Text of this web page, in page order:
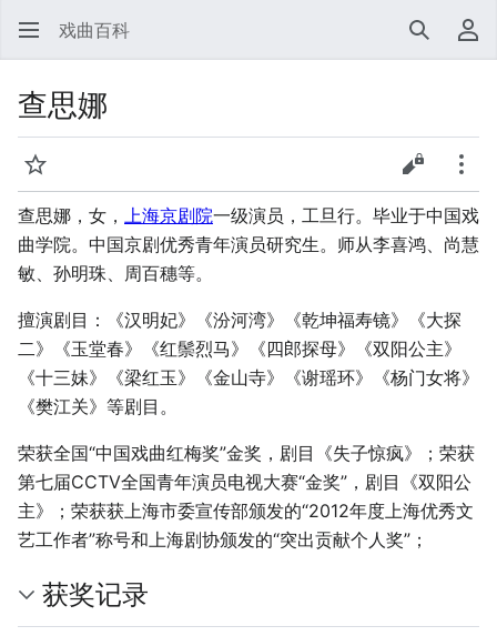
戏曲百科 搜索 用
查思娜
监视 查看源代
更多
查思娜，女， 上海京剧院一级演员，工旦行。毕业于中国戏
曲学院。中国京剧优秀青年演员研究生。师从李喜鸿、尚慧
敏、孙明珠、周百穗等。
擅演剧目：《汉明妃》《汾河湾》《乾坤福寿镜》《大探
二》《玉堂春》《红鬃烈马》《四郎探母》《双阳公主》
《十三妹》《梁红玉》《金山寺》《谢瑶环》《杨门女将》
《樊江关》等剧目。
荣获全国“中国戏曲红梅奖”金奖，剧目《失子惊疯》；荣获
第七届CCTV全国青年演员电视大赛“金奖”，剧目《双阳公
主》；荣获获上海市委宣传部颁发的“2012年度上海优秀文
艺工作者”称号和上海剧协颁发的“突出贡献个人奖”；
获奖记录